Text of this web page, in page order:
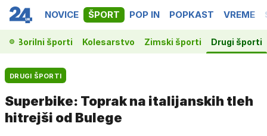
NOVICE ŠPORT POP IN POPKAST VREME
Borilni športi Kolesarstvo Zimski športi Drugi športi
DRUGI ŠPORTI
Superbike: Toprak na italijanskih tleh
hitrejši od Bulege